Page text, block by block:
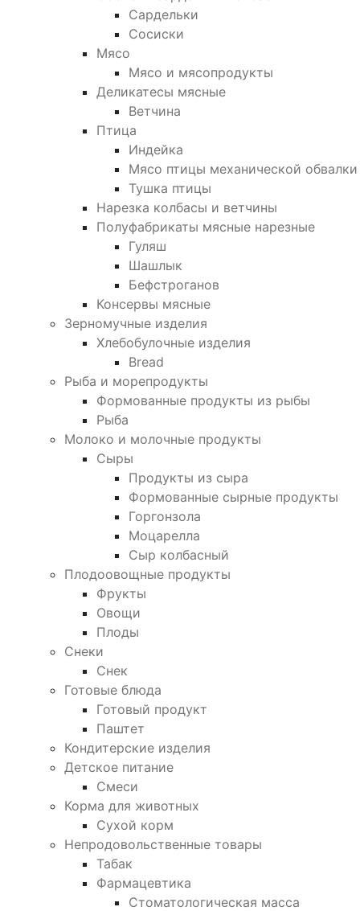
Сардельки
Сосиски
Мясо
Мясо и мясопродукты
Деликатесы мясные
Ветчина
Птица
Индейка
Мясо птицы механической обвалки
Тушка птицы
Нарезка колбасы и ветчины
Полуфабрикаты мясные нарезные
Гуляш
Шашлык
Бефстроганов
Консервы мясные
Зерномучные изделия
Хлебобулочные изделия
Bread
Рыба и морепродукты
Формованные продукты из рыбы
Рыба
Молоко и молочные продукты
Сыры
Продукты из сыра
Формованные сырные продукты
Горгонзола
Моцарелла
Сыр колбасный
Плодоовощные продукты
Фрукты
Овощи
Плоды
Снеки
Снек
Готовые блюда
Готовый продукт
Паштет
Кондитерские изделия
Детское питание
Смеси
Корма для животных
Сухой корм
Непродовольственные товары
Табак
Фармацевтика
Стоматологическая масса